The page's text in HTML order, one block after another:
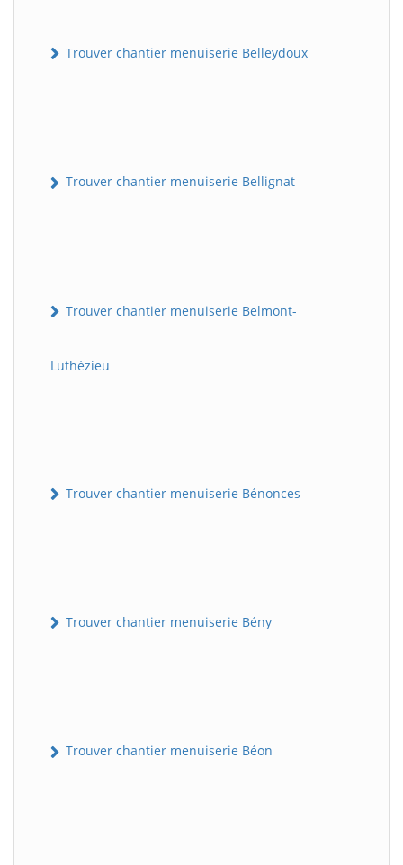
Trouver chantier menuiserie Belleydoux
Trouver chantier menuiserie Bellignat
Trouver chantier menuiserie Belmont-
Luthézieu
Trouver chantier menuiserie Bénonces
Trouver chantier menuiserie Bény
Trouver chantier menuiserie Béon